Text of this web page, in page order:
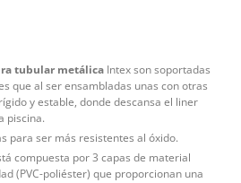
tubular metálica Intex son soportadas
que al ser ensambladas unas con otras
y estable, donde descansa el liner
piscina.
para ser más resistentes al óxido.
compuesta por 3 capas de material
(PVC-poliéster) que proporcionan una